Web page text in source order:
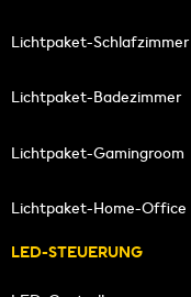
Lichtpaket-Schlafzimmer
Lichtpaket-Badezimmer
Lichtpaket-Gamingroom
Lichtpaket-Home-Office
LED-STEUERUNG